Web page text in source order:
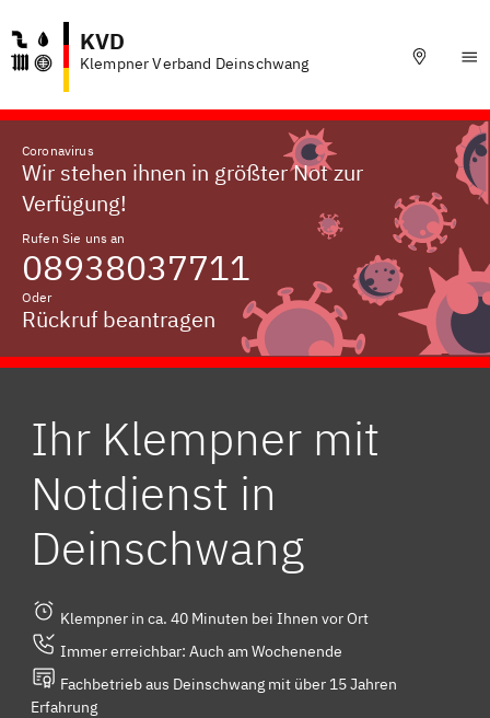
KVD
Klempner Verband Deinschwang
Coronavirus
Wir stehen ihnen in größter Not zur
Verfügung!
Rufen Sie uns an
08938037711
Oder
Rückruf beantragen
Ihr Klempner mit
Notdienst in
Deinschwang
Klempner in ca. 40 Minuten bei Ihnen vor Ort
Immer erreichbar: Auch am Wochenende
Fachbetrieb aus Deinschwang mit über 15 Jahren
Erfahrung